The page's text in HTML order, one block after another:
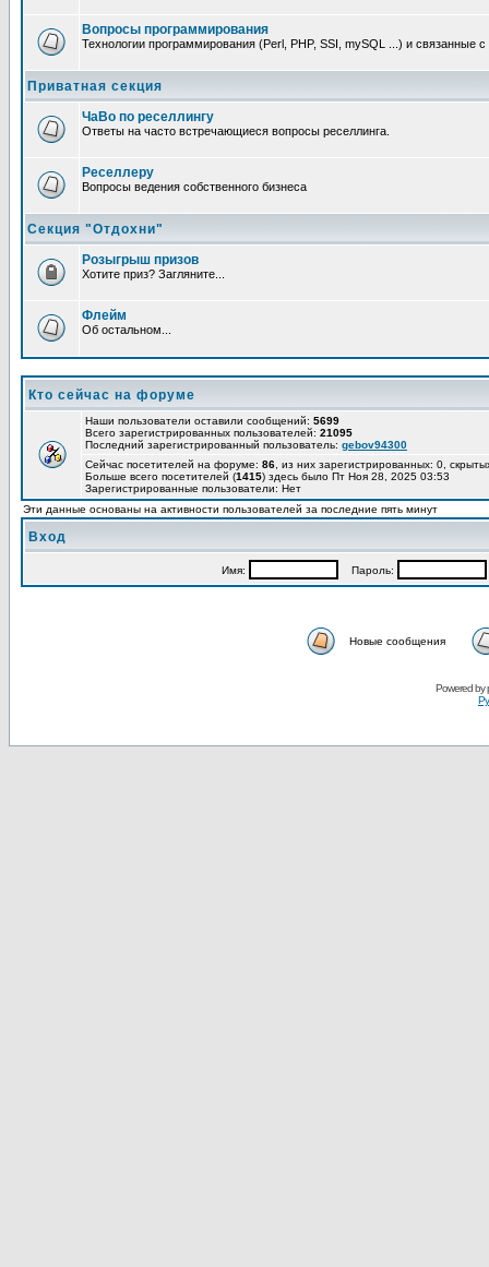
Вопросы программирования
Технологии программирования (Perl, PHP, SSI, mySQL ...) и связанные
Приватная секция
ЧаВо по реселлингу
Ответы на часто встречающиеся вопросы реселлинга.
Реселлеру
Вопросы ведения собственного бизнеса
Секция "Отдохни"
Розыгрыш призов
Хотите приз? Загляните...
Флейм
Об остальном...
Кто сейчас на форуме
Наши пользователи оставили сообщений: 5699
Всего зарегистрированных пользователей: 21095
Последний зарегистрированный пользователь: gebov94300
Сейчас посетителей на форуме: 86 , из них зарегистрированных: 0,
Больше всего посетителей (1415) здесь было Пт Ноя 28, 2025 03:53
Зарегистрированные пользователи: Нет
Эти данные основаны на активности пользователей за последние пять минут
Вход
Имя: Пароль:
Новые сообщения
Powered by